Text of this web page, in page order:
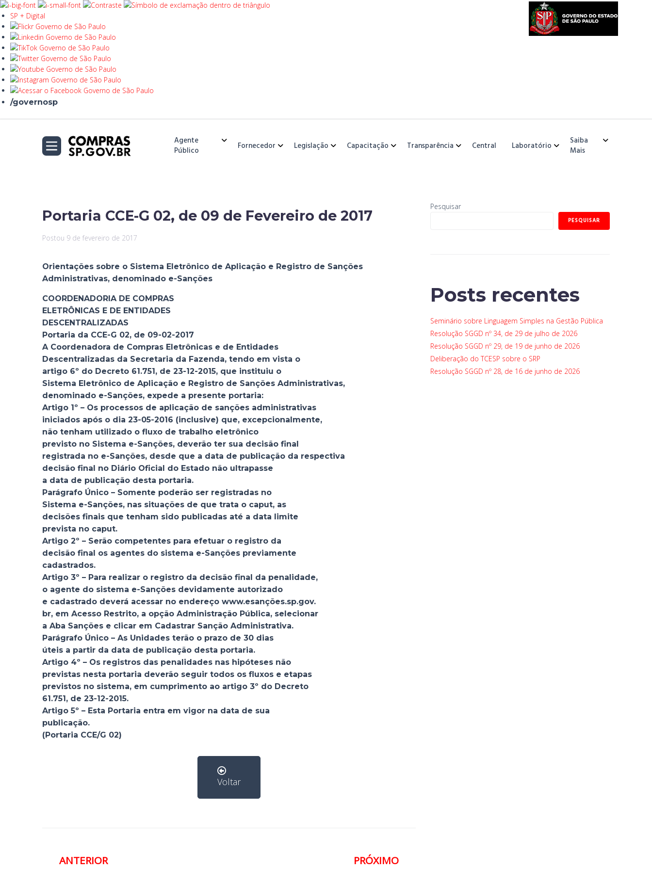
SP + Digital
/governosp
Agente
Público
Fornecedor Legislação Capacitação Transparência Central Laboratório
Saiba
Mais
Portaria CCE-G 02, de 09 de Fevereiro de 2017
Postou 9 de fevereiro de 2017
Orientações sobre o Sistema Eletrônico de Aplicação e Registro de Sanções
Administrativas, denominado e-Sanções
COORDENADORIA DE COMPRAS
ELETRÔNICAS E DE ENTIDADES
DESCENTRALIZADAS
Portaria da CCE-G 02, de 09-02-2017
A Coordenadora de Compras Eletrônicas e de Entidades
Descentralizadas da Secretaria da Fazenda, tendo em vista o
artigo 6º do Decreto 61.751, de 23-12-2015, que instituiu o
Sistema Eletrônico de Aplicação e Registro de Sanções Administrativas,
denominado e-Sanções, expede a presente portaria:
Artigo 1º – Os processos de aplicação de sanções administrativas
iniciados após o dia 23-05-2016 (inclusive) que, excepcionalmente,
não tenham utilizado o fluxo de trabalho eletrônico
previsto no Sistema e-Sanções, deverão ter sua decisão final
registrada no e-Sanções, desde que a data de publicação da respectiva
decisão final no Diário Oficial do Estado não ultrapasse
a data de publicação desta portaria.
Parágrafo Único – Somente poderão ser registradas no
Sistema e-Sanções, nas situações de que trata o caput, as
decisões finais que tenham sido publicadas até a data limite
prevista no caput.
Artigo 2º – Serão competentes para efetuar o registro da
decisão final os agentes do sistema e-Sanções previamente
cadastrados.
Artigo 3º – Para realizar o registro da decisão final da penalidade,
o agente do sistema e-Sanções devidamente autorizado
e cadastrado deverá acessar no endereço www.esanções.sp.gov.
br, em Acesso Restrito, a opção Administração Pública, selecionar
a Aba Sanções e clicar em Cadastrar Sanção Administrativa.
Parágrafo Único – As Unidades terão o prazo de 30 dias
úteis a partir da data de publicação desta portaria.
Artigo 4º – Os registros das penalidades nas hipóteses não
previstas nesta portaria deverão seguir todos os fluxos e etapas
previstos no sistema, em cumprimento ao artigo 3º do Decreto
61.751, de 23-12-2015.
Artigo 5º – Esta Portaria entra em vigor na data de sua
publicação.
(Portaria CCE/G 02)
Voltar
ANTERIOR PRÓXIMO
Pesquisar
PESQUISAR
Posts recentes
Seminário sobre Linguagem Simples na Gestão Pública
Resolução SGGD nº 34, de 29 de julho de 2026
Resolução SGGD nº 29, de 19 de junho de 2026
Deliberação do TCESP sobre o SRP
Resolução SGGD nº 28, de 16 de junho de 2026